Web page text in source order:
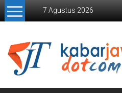
7 Agustus 2026
Kabar
Jawa
Timur